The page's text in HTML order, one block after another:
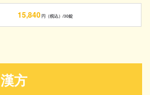
15,840円（税込）/30錠
漢方